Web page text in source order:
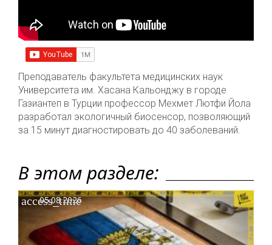
Преподаватель факультета медицинских наук
Университета им. Хасана Кальонджу в городе
Газиантеп в Турции профессор Мехмет Лютфи Йола
разработал экологичный биосенсор, позволяющий
за 15 минут диагностировать до 40 заболеваний.
В этом разделе:
access_time
05.08.2026